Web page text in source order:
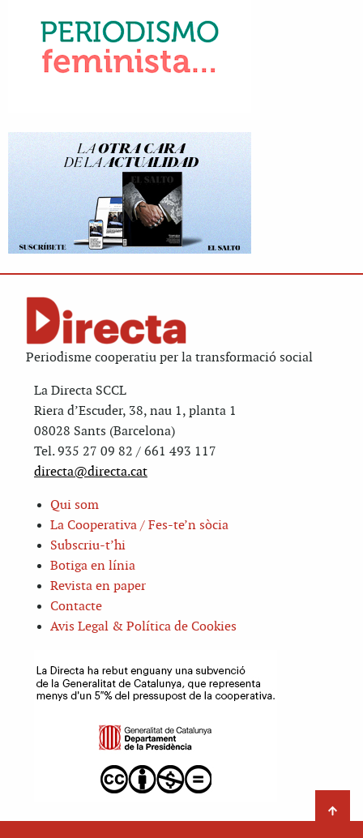
Periodisme cooperatiu per la transformació social
La Directa SCCL
Riera d’Escuder, 38, nau 1, planta 1
08028 Sants (Barcelona)
Tel. 935 27 09 82 / 661 493 117
directa@directa.cat
Qui som
La Cooperativa / Fes-te’n sòcia
Subscriu-t’hi
Botiga en línia
Revista en paper
Contacte
Avis Legal & Política de Cookies